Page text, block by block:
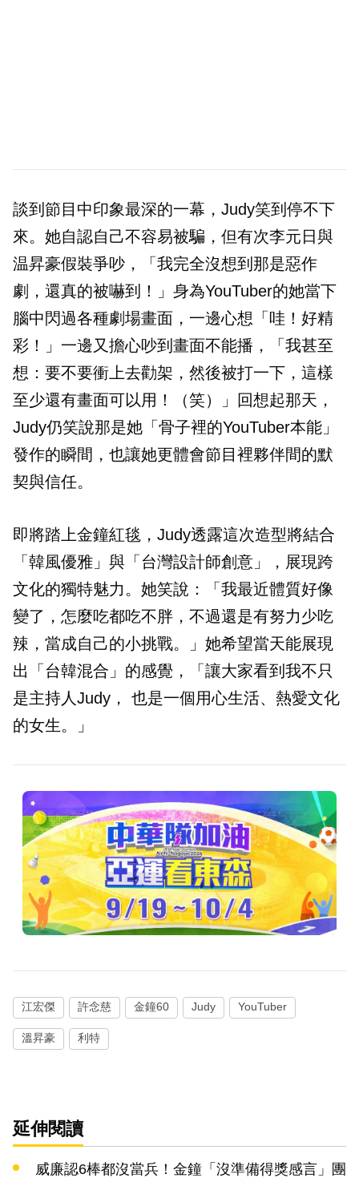
談到節目中印象最深的一幕，Judy笑到停不下
來。她自認自己不容易被騙，但有次李元日與
温昇豪假裝爭吵，「我完全沒想到那是惡作
劇，還真的被嚇到！」身為YouTuber的她當下
腦中閃過各種劇場畫面，一邊心想「哇！好精
彩！」一邊又擔心吵到畫面不能播，「我甚至
想：要不要衝上去勸架，然後被打一下，這樣
至少還有畫面可以用！（笑）」回想起那天，
Judy仍笑說那是她「骨子裡的YouTuber本能」
發作的瞬間，也讓她更體會節目裡夥伴間的默
契與信任。
即將踏上金鐘紅毯，Judy透露這次造型將結合
「韓風優雅」與「台灣設計師創意」，展現跨
文化的獨特魅力。她笑說：「我最近體質好像
變了，怎麼吃都吃不胖，不過還是有努力少吃
辣，當成自己的小挑戰。」她希望當天能展現
出「台韓混合」的感覺，「讓大家看到我不只
是主持人Judy， 也是一個用心生活、熱愛文化
的女生。」
江宏傑 許念慈 金鐘60 Judy YouTuber
溫昇豪 利特
延伸閱讀
威廉認6棒都沒當兵！金鐘「沒準備得獎感言」團